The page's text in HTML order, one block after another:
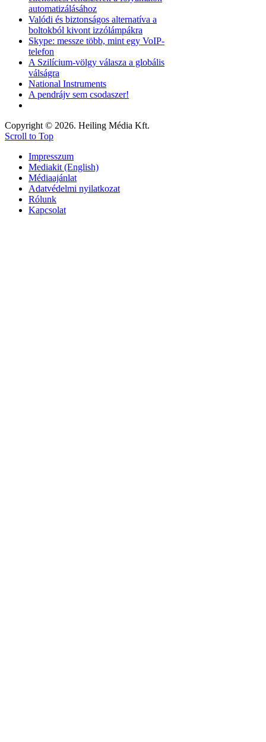
automatizálásához
Valódi és biztonságos alternatíva a
boltokból kivont izzólámpákra
Skype: messze több, mint egy VoIP-
telefon
A Szilícium-völgy válasza a globális
válságra
National Instruments
A pendrájv sem csodaszer!
Copyright © 2026. Heiling Média Kft.
Scroll to Top
Impresszum
Mediakit (English)
Médiaajánlat
Adatvédelmi nyilatkozat
Rólunk
Kapcsolat